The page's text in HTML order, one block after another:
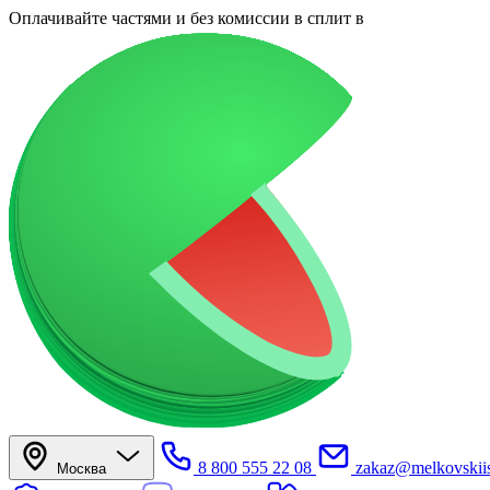
Оплачивайте частями и без комиссии в сплит в
Москва 8 800 555 22 08